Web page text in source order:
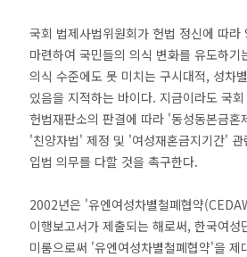
국회 법제사법위원회가 헌법 정신에 따라
마련하여 국민들의 의식 변화를 유도하기
의식 수준에도 못 미치는 구시대적, 성차
있음을 지적하는 바이다. 지금이라도 국
헌법재판소의 판결에 따라 '동성동본금혼
'친양자법' 제정 및 '여성재혼금지기간' 관
입법 의무를 다할 것을 촉구한다.
2002년은 '유엔여성차별철폐협약
이행보고서가 제출되는 해로써, 한국여성
미룸으로써 '유엔여성차별철폐협약'을 제